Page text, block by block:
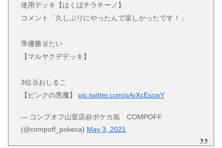
使用デッキ【はくばチラチーノ】
コメント「久しぶりにやったんで楽しかったです！」
準優勝🥈たい
【マルヤクデデッキ】
3位🥉おしるこ
【ピンクの悪魔】 pic.twitter.com/qArXcEscwY
— コンプオフ山室店@ポケカ垢 COMPOFF
(@compoff_pokeca) May 3, 2021